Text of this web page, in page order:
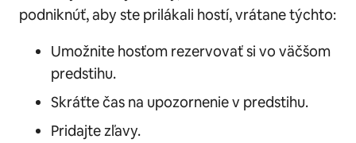
podniknúť, aby ste prilákali hostí, vrátane týchto:
Umožnite hosťom rezervovať si vo väčšom
predstihu.
Skráťte čas na upozornenie v predstihu.
Pridajte zľavy.